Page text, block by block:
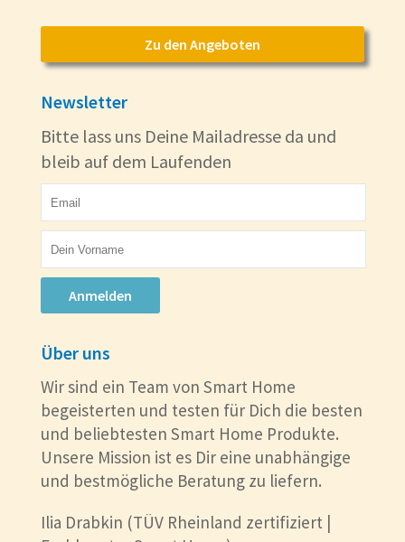
Zu den Angeboten
Newsletter
Bitte lass uns Deine Mailadresse da und
bleib auf dem Laufenden
Anmelden
Über uns
Wir sind ein Team von Smart Home
begeisterten und testen für Dich die besten
und beliebtesten Smart Home Produkte.
Unsere Mission ist es Dir eine unabhängige
und bestmögliche Beratung zu liefern.
Ilia Drabkin (TÜV Rheinland zertifiziert |